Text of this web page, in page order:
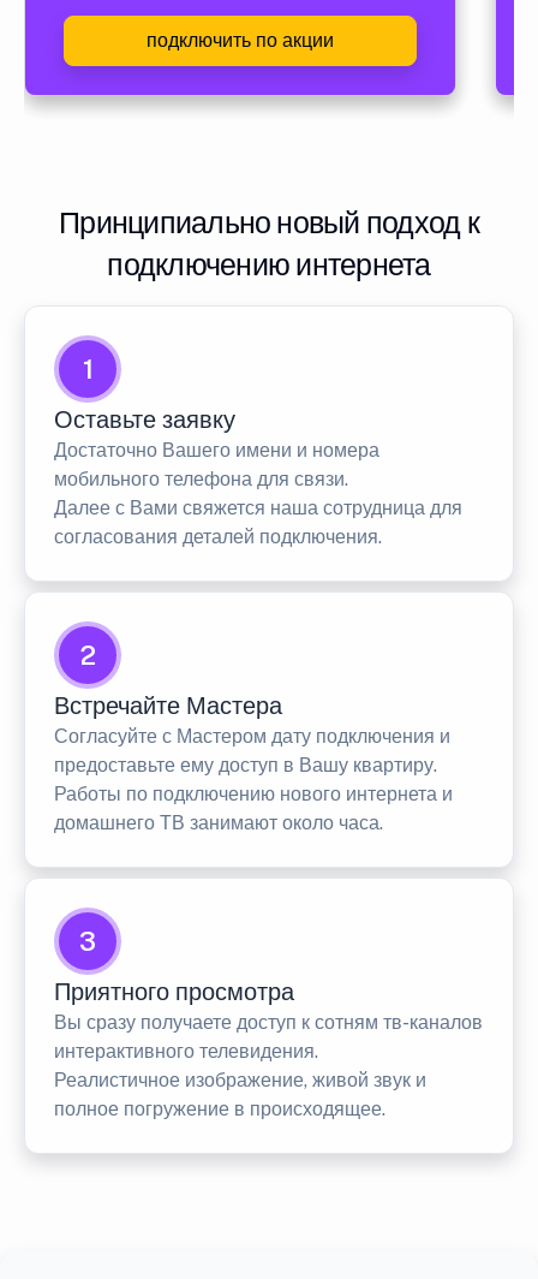
подключить по акции
Принципиально новый подход к
подключению интернета
1
Оставьте заявку
Достаточно Вашего имени и номера
мобильного телефона для связи.
Далее с Вами свяжется наша сотрудница для
согласования деталей подключения.
2
Встречайте Мастера
Согласуйте с Мастером дату подключения и
предоставьте ему доступ в Вашу квартиру.
Работы по подключению нового интернета и
домашнего ТВ занимают около часа.
3
Приятного просмотра
Вы сразу получаете доступ к сотням тв-каналов
интерактивного телевидения.
Реалистичное изображение, живой звук и
полное погружение в происходящее.